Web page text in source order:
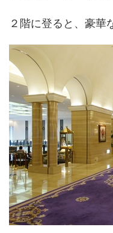
２階に登ると、豪華